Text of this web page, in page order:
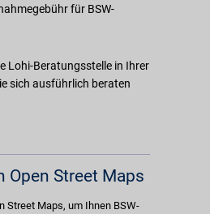
für BSW-
Lohi-Beratungsstelle in Ihrer
sich ausführlich beraten
Open Street Maps
Street Maps, um Ihnen BSW-